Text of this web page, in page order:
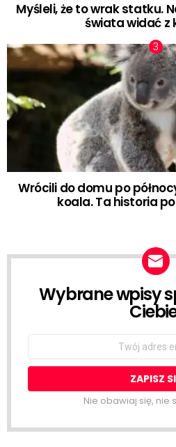
Myśleli, że to wrak statku.
świata widać z
Wrócili do domu po
koala. Ta historia
NEWSLETTER
Wybrane wpisy
Email
Nie obawiaj się, nie